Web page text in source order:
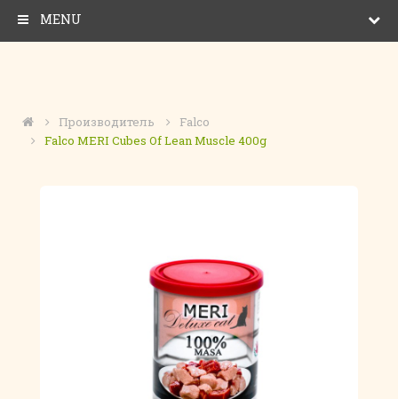
MENU
Производитель
Falco
Falco MERI Cubes Of Lean Muscle 400g